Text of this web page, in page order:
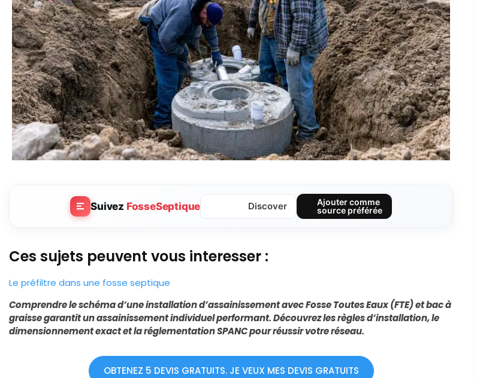
Suivez FosseSeptique Discover
Ajouter comme
source préférée
Ces sujets peuvent vous interesser :
Le préfiltre dans une fosse septique
Comprendre le schéma d’une installation d’assainissement avec Fosse Toutes Eaux (FTE) et bac à
graisse garantit un assainissement individuel performant. Découvrez les règles d’installation, le
dimensionnement exact et la réglementation SPANC pour réussir votre réseau.
OBTENEZ 5 DEVIS GRATUITS. JE VEUX MES DEVIS GRATUITS